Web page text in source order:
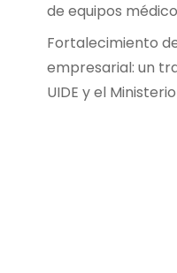
de equipos
Fortalecimiento
empresarial: un
UIDE y el